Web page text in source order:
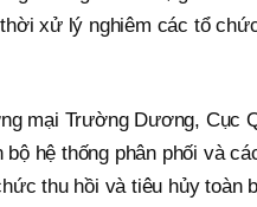
xử lý nghiêm các tổ
mại Trường Dương, Cục
bộ hệ thống phân phối và
thu hồi và tiêu hủy toàn